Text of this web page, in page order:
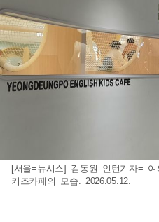
[서울=뉴시스] 김동원 인턴기자=
키즈카페의 모습. 2026.05.12.